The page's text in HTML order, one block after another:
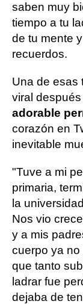
saben muy
tiempo a tu
de tu mente
recuerdos.
Una de esas
viral
adorable
corazón en
inevitable
"Tuve a mi
primaria,
la
Nos vio
y a mis
cuerpo ya
que tanto
ladrar fue
dejaba de